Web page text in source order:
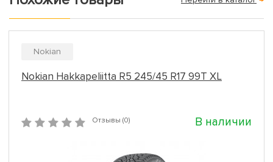
Nokian
Nokian Hakkapeliitta R5 245/45 R17 99T XL
Отзывы (0) В наличии